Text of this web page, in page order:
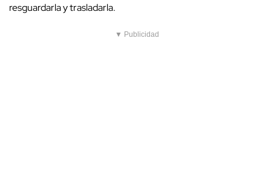
resguardarla y trasladarla.
▼ Publicidad